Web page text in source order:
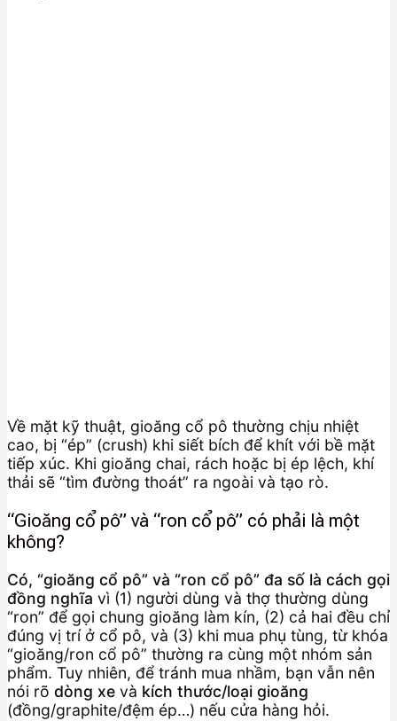
Về mặt kỹ thuật, gioăng cổ pô thường chịu nhiệt
cao, bị “ép” (crush) khi siết bích để khít với bề mặt
tiếp xúc. Khi gioăng chai, rách hoặc bị ép lệch, khí
thải sẽ “tìm đường thoát” ra ngoài và tạo rò.
“Gioăng cổ pô” và “ron cổ pô” có phải là một
không?
Có, “gioăng cổ pô” và “ron cổ pô” đa số là cách gọi
đồng nghĩa vì (1) người dùng và thợ thường dùng
“ron” để gọi chung gioăng làm kín, (2) cả hai đều chỉ
đúng vị trí ở cổ pô, và (3) khi mua phụ tùng, từ khóa
“gioăng/ron cổ pô” thường ra cùng một nhóm sản
phẩm. Tuy nhiên, để tránh mua nhầm, bạn vẫn nên
nói rõ dòng xe và kích thước/loại gioăng
(đồng/graphite/đệm ép…) nếu cửa hàng hỏi.